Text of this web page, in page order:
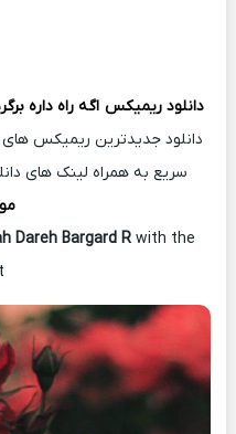
دانلود ریمیکس اگه راه داره
دانلود جدیدترین ریمیکس
سریع به همراه لینک های
Dareh Bargard R with the